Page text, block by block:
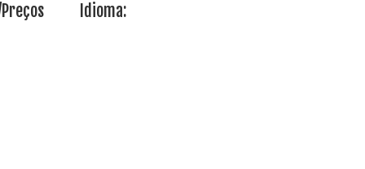
Idioma: